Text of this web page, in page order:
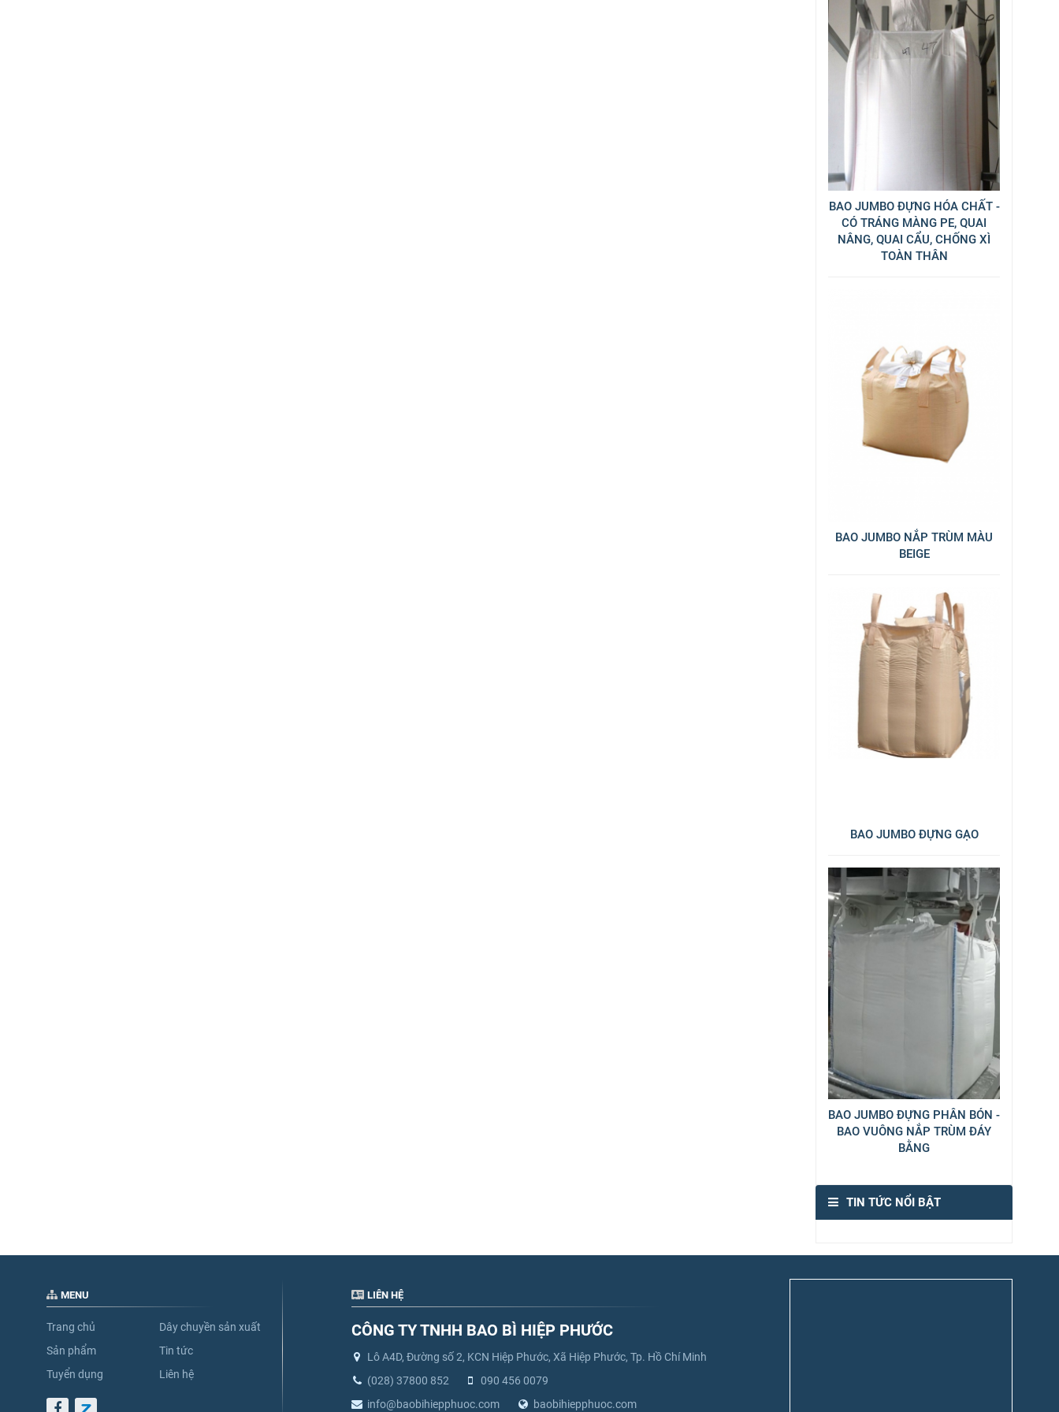
BAO JUMBO ĐỰNG HÓA CHẤT -
CÓ TRÁNG MÀNG PE, QUAI
NÂNG, QUAI CẨU, CHỐNG XÌ
TOÀN THÂN
BAO JUMBO NẮP TRÙM MÀU
BEIGE
BAO JUMBO ĐỰNG GẠO
BAO JUMBO ĐỰNG PHÂN BÓN -
BAO VUÔNG NẮP TRÙM ĐÁY
BẰNG
TIN TỨC NỔI BẬT
MENU
Trang chủ
Dây chuyền sản xuất
Sản phẩm
Tin tức
Tuyển dụng
Liên hệ
LIÊN HỆ
CÔNG TY TNHH BAO BÌ HIỆP PHƯỚC
Lô A4D, Đường số 2, KCN Hiệp Phước, Xã Hiệp Phước, Tp. Hồ Chí Minh
(028) 37800 852
090 456 0079
info@baobihiepphuoc.com
baobihiepphuoc.com